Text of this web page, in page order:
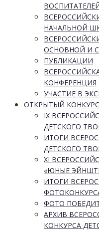
НАЧАЛЬНОЙ
ОСНОВНОЙ И
ПУБЛИКАЦИИ
КОНФЕРЕНЦИЯ
УЧАСТИЕ В
ОТКРЫТЫЙ КОНКУРС
IX
ДЕТСКОГО
ИТОГИ
ДЕТСКОГО
XI
«ЮНЫЕ
ИТОГИ
ФОТО
АРХИВ
КОНКУРСА